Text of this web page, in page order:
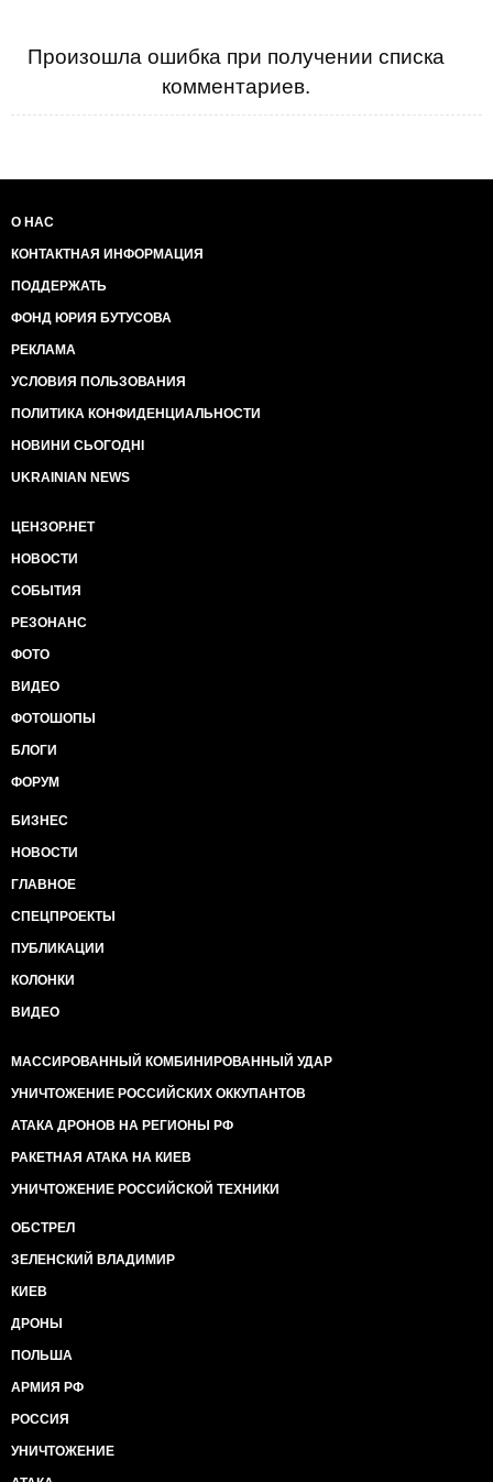
Произошла ошибка при получении списка
комментариев.
О НАС
КОНТАКТНАЯ ИНФОРМАЦИЯ
ПОДДЕРЖАТЬ
ФОНД ЮРИЯ БУТУСОВА
РЕКЛАМА
УСЛОВИЯ ПОЛЬЗОВАНИЯ
ПОЛИТИКА КОНФИДЕНЦИАЛЬНОСТИ
НОВИНИ СЬОГОДНІ
UKRAINIAN NEWS
ЦЕНЗОР.НЕТ
НОВОСТИ
СОБЫТИЯ
РЕЗОНАНС
ФОТО
ВИДЕО
ФОТОШОПЫ
БЛОГИ
ФОРУМ
БИЗНЕС
НОВОСТИ
ГЛАВНОЕ
СПЕЦПРОЕКТЫ
ПУБЛИКАЦИИ
КОЛОНКИ
ВИДЕО
МАССИРОВАННЫЙ КОМБИНИРОВАННЫЙ УДАР
УНИЧТОЖЕНИЕ РОССИЙСКИХ ОККУПАНТОВ
АТАКА ДРОНОВ НА РЕГИОНЫ РФ
РАКЕТНАЯ АТАКА НА КИЕВ
УНИЧТОЖЕНИЕ РОССИЙСКОЙ ТЕХНИКИ
ОБСТРЕЛ
ЗЕЛЕНСКИЙ ВЛАДИМИР
КИЕВ
ДРОНЫ
ПОЛЬША
АРМИЯ РФ
РОССИЯ
УНИЧТОЖЕНИЕ